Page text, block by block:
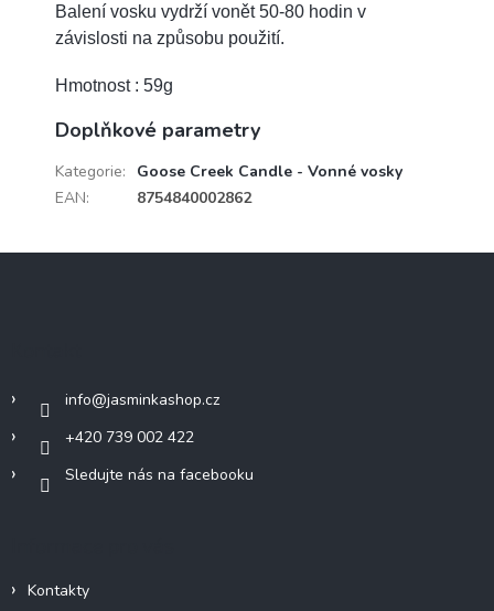
Balení vosku vydrží vonět 50-80 hodin v
závislosti na způsobu použití.
Hmotnost : 59g
Doplňkové parametry
Kategorie:
Goose Creek Candle - Vonné vosky
EAN: 8754840002862
info@jasminkashop.cz
+420 739 002 422
Sledujte nás na facebooku
Kontakty